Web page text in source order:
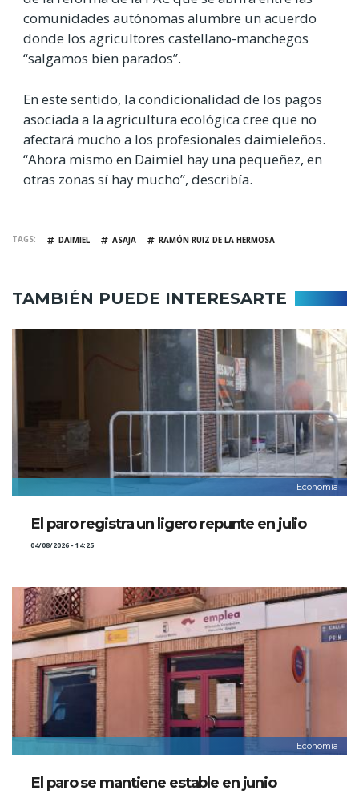
comunidades autónomas alumbre un acuerdo
donde los agricultores castellano-manchegos
“salgamos bien parados”.
En este sentido, la condicionalidad de los pagos
asociada a la agricultura ecológica cree que no
afectará mucho a los profesionales daimieleños.
“Ahora mismo en Daimiel hay una pequeñez, en
otras zonas sí hay mucho”, describía.
TAGS DAIMIEL ASAJA RAMÓN RUIZ DE LA HERMOSA
TAMBIÉN PUEDE INTERESARTE
Economía
El paro registra un ligero repunte en julio
04/08/2026 - 14:25
Economía
El paro se mantiene estable en junio